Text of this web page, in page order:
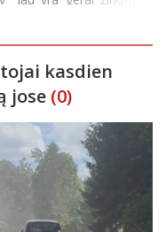
sporto renginys,
kasdien
jose (0)